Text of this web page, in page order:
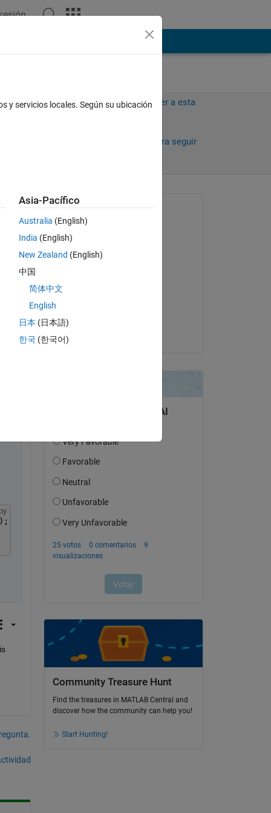
Iniciar sesión para responder a esta
Iniciar sesión para seguir
Kevin Chng
el 16 de Abr. de 2019
el 30 de Abr. de 2020
Aceptada:
Community Treasure Hunt
Find the treasures in MATLAB Central and
discover how the community can help you!
Start Hunting!
y servicios locales. Según su ubicación
Asia-Pacífico
Australia (English)
India (English)
New Zealand (English)
中国
简体中文
English
日本 (日本語)
한국 (한국어)